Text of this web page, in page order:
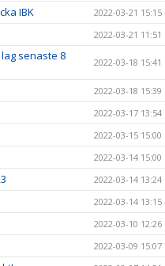
IBK 2022-03-21 15:15
2022-03-21 11:51
senaste 8
2022-03-18 15:41
2022-03-18 15:39
2022-03-17 13:54
2022-03-15 15:00
2022-03-14 15:00
2022-03-14 13:24
2022-03-14 13:15
2022-03-10 12:26
2022-03-09 15:07